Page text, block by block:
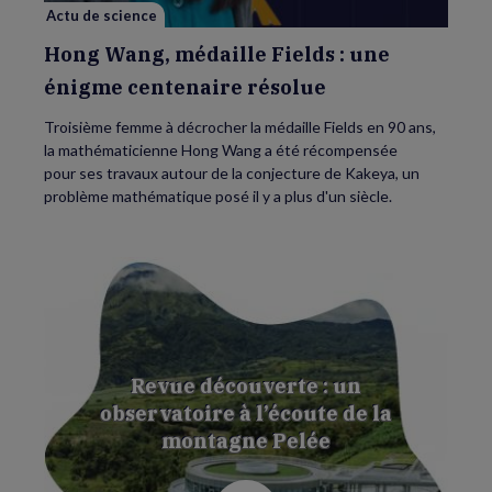
Actu de science
Hong Wang, médaille Fields : une
énigme centenaire résolue
Troisième femme à décrocher la médaille Fields en 90 ans,
la mathématicienne Hong Wang a été récompensée
pour ses travaux autour de la conjecture de Kakeya, un
problème mathématique posé il y a plus d'un siècle.
Revue découverte : un
observatoire à l’écoute de la
montagne Pelée